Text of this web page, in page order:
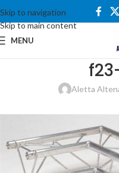
Skip to navigation
Skip to main content
MENU
Aletta